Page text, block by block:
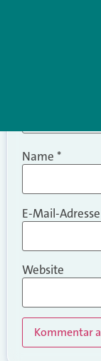
Name *
E-Mail-Adresse
Website